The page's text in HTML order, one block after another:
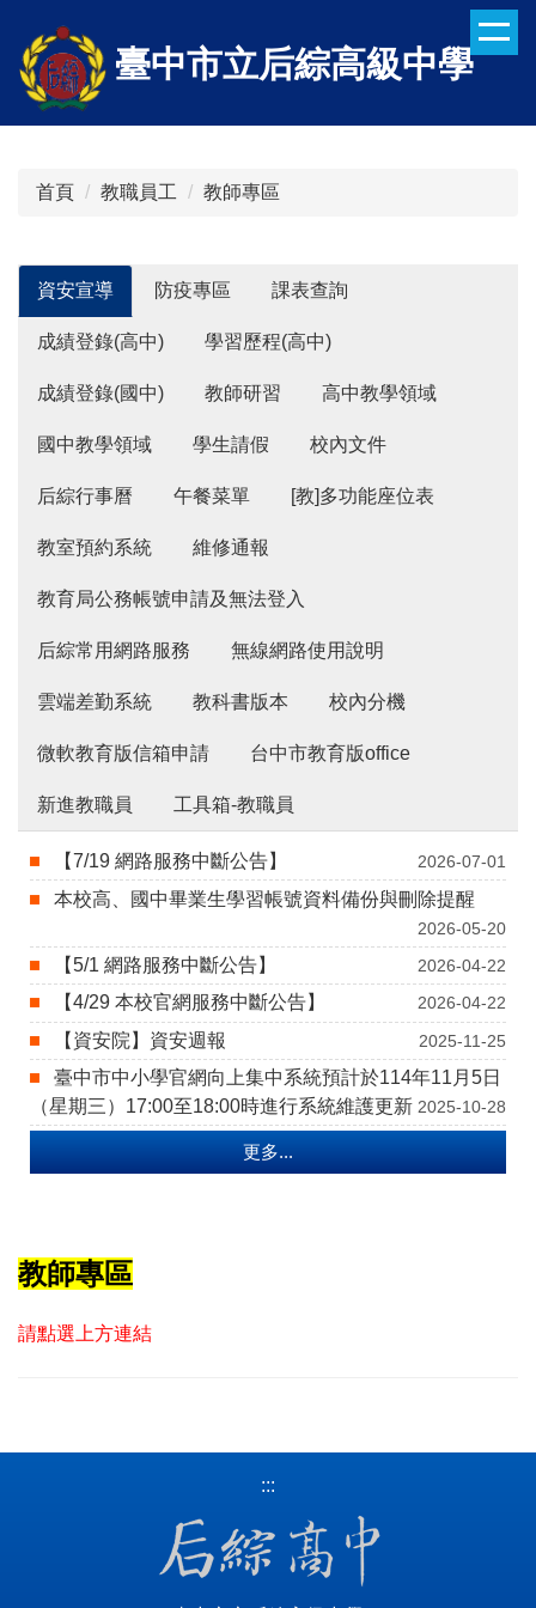
到
主
臺中市立后綜高級中學
首頁 教職員工 教師專區
資安宣導 防疫專區 課表查詢
成績登錄(高中) 學習歷程(高中)
成績登錄(國中) 教師研習 高中教學領域
國中教學領域 學生請假 校內文件
后綜行事曆 午餐菜單 [教]多功能座位表
教室預約系統 維修通報
教育局公務帳號申請及無法登入
后綜常用網路服務 無線網路使用說明
雲端差勤系統 教科書版本 校內分機
微軟教育版信箱申請 台中市教育版office
新進教職員 工具箱-教職員
【7/19 網路服務中斷公告】 2026-07-01
本校高、國中畢業生學習帳號資料備份與刪除提醒
2026-05-20
【5/1 網路服務中斷公告】 2026-04-22
【4/29 本校官網服務中斷公告】 2026-04-22
【資安院】資安週報 2025-11-25
臺中市中小學官網向上集中系統預計於114年11月5日
（星期三）17:00至18:00時進行系統維護更新 2025-10-28
更多...
教師專區
請點選上方連結
:::